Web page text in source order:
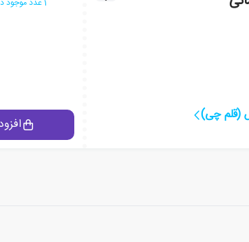
(قلم چی)
1 عدد موجود در انبار ایران کتاب